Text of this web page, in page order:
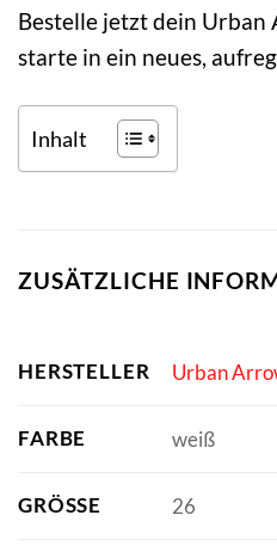
Bestelle jetzt dein Urban
starte in ein neues,
Inhalt
ZUSÄTZLICHE
HERSTELLER Urban
FARBE weiß
GRÖSSE 26